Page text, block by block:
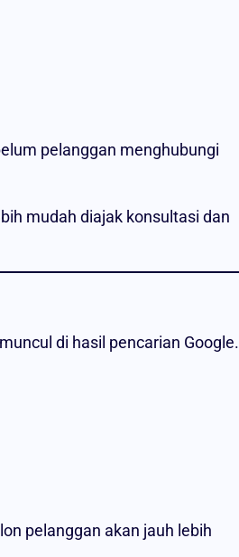
pelanggan menghubungi
mudah diajak konsultasi dan
di hasil pencarian Google.
pelanggan akan jauh lebih